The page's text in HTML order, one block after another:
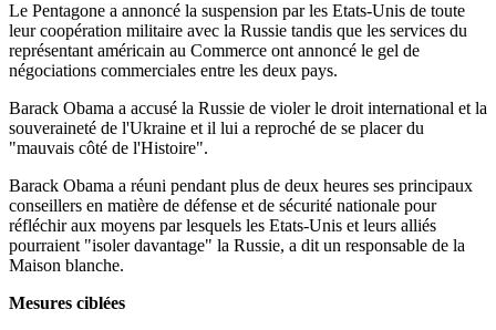
Le Pentagone a annoncé la suspension par les Etats-Unis de toute
leur coopération militaire avec la Russie tandis que les services du
représentant américain au Commerce ont annoncé le gel de
négociations commerciales entre les deux pays.
Barack Obama a accusé la Russie de violer le droit international et la
souveraineté de l'Ukraine et il lui a reproché de se placer du
"mauvais côté de l'Histoire".
Barack Obama a réuni pendant plus de deux heures ses principaux
conseillers en matière de défense et de sécurité nationale pour
réfléchir aux moyens par lesquels les Etats-Unis et leurs alliés
pourraient "isoler davantage" la Russie, a dit un responsable de la
Maison blanche.
Mesures ciblées